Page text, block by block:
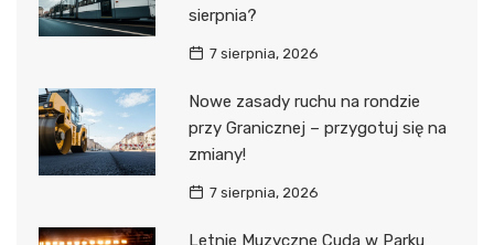
sierpnia?
7 sierpnia, 2026
Nowe zasady ruchu na rondzie
przy Granicznej – przygotuj się na
zmiany!
7 sierpnia, 2026
Letnie Muzyczne Cuda w Parku